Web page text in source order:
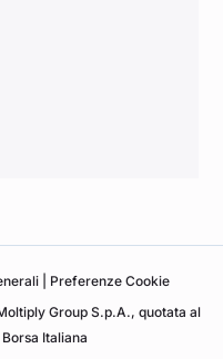
Preferenze Cookie
Group S.p.A., quotata al
Italiana